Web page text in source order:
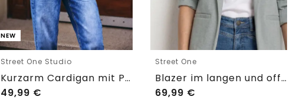
NEW
Street One Studio
Kurzarm Cardigan mit Polokragen
49,99 €
Street One
Blazer im langen und offenen Schnitt
69,99 €